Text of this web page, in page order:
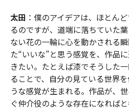
太田 ：僕のアイデアは、ほとん
るのですが、道端に落ちていた
ない花の一輪に心を動かされる
た“いいな”と思う感覚を、作品
きたい。たとえば漆でそうした
ることで、自分の見ている世界
うな感覚が生まれる。作品が、
ぐ仲介役のような存在になればと